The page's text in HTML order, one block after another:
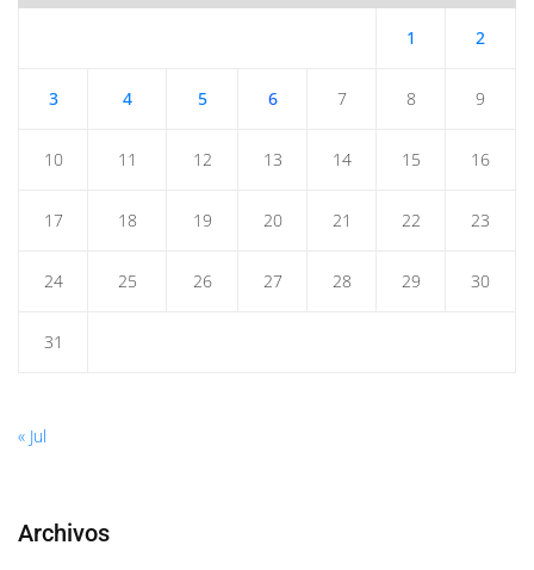
1 2
3 4 5 6 7 8 9
10 11 12 13 14 15 16
17 18 19 20 21 22 23
24 25 26 27 28 29 30
31
« Jul
Archivos